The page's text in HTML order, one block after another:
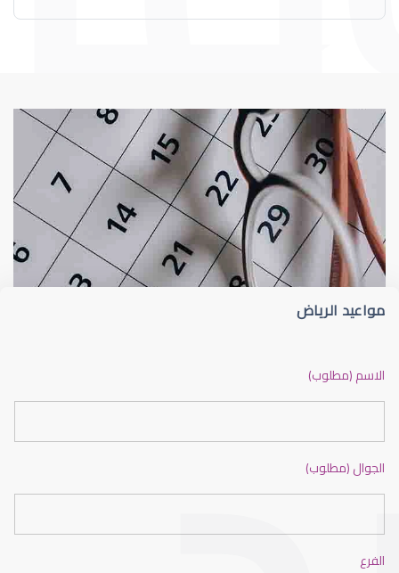
أسباب الماء الماء الأزرق
مواعيد الرياض
الاسم (مطلوب)
الجوال (مطلوب)
الفرع